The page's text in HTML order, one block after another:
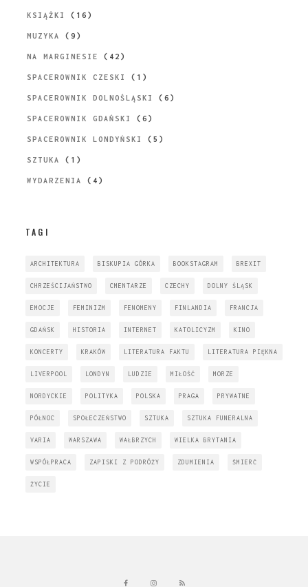
KSIĄŻKI (16)
MUZYKA (9)
NA MARGINESIE (42)
SPACEROWNIK CZESKI (1)
SPACEROWNIK DOLNOŚLĄSKI (6)
SPACEROWNIK GDAŃSKI (6)
SPACEROWNIK LONDYŃSKI (5)
SZTUKA (1)
WYDARZENIA (4)
TAGI
ARCHITEKTURA BISKUPIA GÓRKA BOOKSTAGRAM BREXIT
CHRZEŚCIJAŃSTWO CMENTARZE CZECHY DOLNY ŚLĄSK
EMOCJE FEMINIZM FENOMENY FINLANDIA FRANCJA
GDAŃSK HISTORIA INTERNET KATOLICYZM KINO
KONCERTY KRAKÓW LITERATURA FAKTU LITERATURA PIĘKNA
LIVERPOOL LONDYN LUDZIE MIŁOŚĆ MORZE
NORDYCKIE POLITYKA POLSKA PRAGA PRYWATNE
PÓŁNOC SPOŁECZEŃSTWO SZTUKA SZTUKA FUNERALNA
VARIA WARSZAWA WAŁBRZYCH WIELKA BRYTANIA
WSPÓŁPRACA ZAPISKI Z PODRÓŻY ZDUMIENIA ŚMIERĆ
ŻYCIE